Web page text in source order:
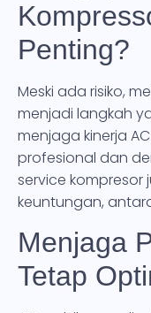
Penting?
Meski ada risiko,
menjadi langkah
menjaga kinerja
profesional dan
service kompresor
keuntungan,
Menjaga
Tetap